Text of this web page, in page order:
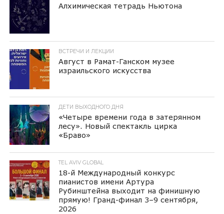
Алхимическая тетрадь Ньютона
ВСТРЕЧИ И ЛЕКЦИИ
Август в Рамат-Ганском музее
израильского искусства
ДЕТИ ВЫХОДНОГО ДНЯ
«Четыре времени года в затерянном
лесу». Новый спектакль цирка
«Браво»
TEL AVIV GLOBAL
18-й Международный конкурс
пианистов имени Артура
Рубинштейна выходит на финишную
прямую! Гранд-финал 3–9 сентября,
2026